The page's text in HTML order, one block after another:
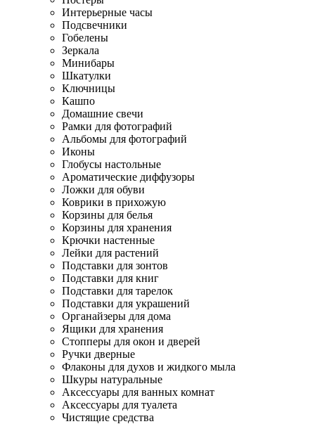
Интерьерные часы
Подсвечники
Гобелены
Зеркала
Минибары
Шкатулки
Ключницы
Кашпо
Домашние свечи
Рамки для фотографий
Альбомы для фотографий
Иконы
Глобусы настольные
Ароматические диффузоры
Ложки для обуви
Коврики в прихожую
Корзины для белья
Корзины для хранения
Крючки настенные
Лейки для растений
Подставки для зонтов
Подставки для книг
Подставки для тарелок
Подставки для украшений
Органайзеры для дома
Ящики для хранения
Стопперы для окон и дверей
Ручки дверные
Флаконы для духов и жидкого мыла
Шкуры натуральные
Аксессуары для ванных комнат
Аксессуары для туалета
Чистящие средства